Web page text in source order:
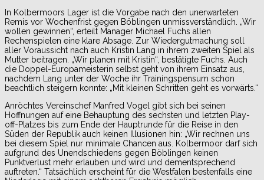
In Kolbermoors Lager ist die Vorgabe nach den unerwarteten
Remis vor Wochenfrist gegen Böblingen unmissverständlich. „Wir
wollen gewinnen“, erteilt Manager Michael Fuchs allen
Rechenspielen eine klare Absage. Zur Wiedergutmachung soll
aller Voraussicht nach auch Kristin Lang in ihrem zweiten Spiel als
Mutter beitragen. „Wir planen mit Kristin“, bestätigte Fuchs. Auch
die Doppel-Europameisterin selbst geht von ihrem Einsatz aus,
nachdem Lang unter der Woche ihr Trainingspensum schon
beachtlich steigern konnte: „Mit kleinen Schritten geht es vorwärts.“
Anröchtes Vereinschef Manfred Vogel gibt sich bei seinen
Hoffnungen auf eine Behauptung des sechsten und letzten Play-
off-Platzes bis zum Ende der Hauptrunde für die Reise in den
Süden der Republik auch keinen Illusionen hin: „Wir rechnen uns
bei diesem Spiel nur minimale Chancen aus. Kolbermoor darf sich
aufgrund des Unendschiedens gegen Böblingen keinen
Punktverlust mehr erlauben und wird und dementsprechend
auftreten.“ Tatsächlich erscheint für die Westfalen bestenfalls eine